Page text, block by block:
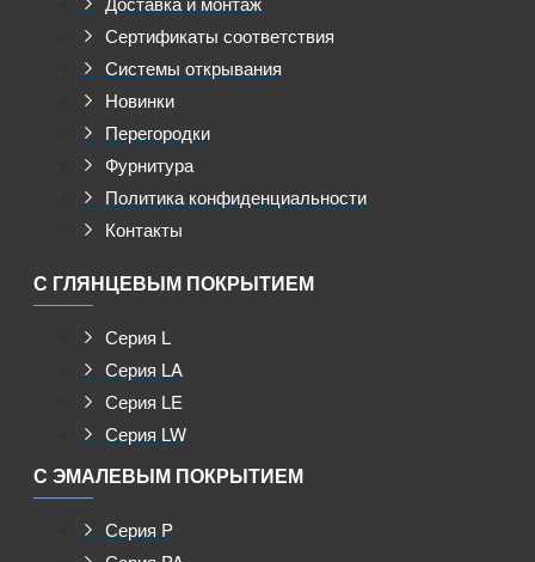
Сертификаты соответствия
Системы открывания
Новинки
Перегородки
Фурнитура
Политика конфиденциальности
Контакты
С ГЛЯНЦЕВЫМ ПОКРЫТИЕМ
Серия L
Серия LA
Серия LE
Серия LW
С ЭМАЛЕВЫМ ПОКРЫТИЕМ
Серия P